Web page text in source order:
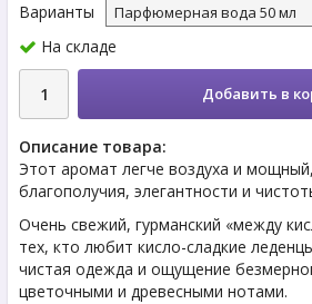
Варианты
На складе
Добавить в
Описание товара:
Этот аромат легче воздуха и
благополучия, элегантности и
Очень свежий, гурманский «между
тех, кто любит кисло-сладкие
чистая одежда и ощущение
цветочными и древесными нотами.